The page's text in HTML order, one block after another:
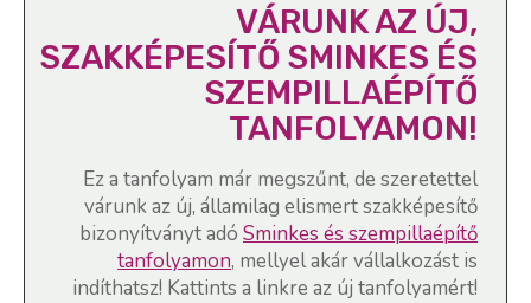
VÁRUNK AZ ÚJ,
SZAKKÉPESÍTŐ SMINKES ÉS
SZEMPILLAÉPÍTŐ
TANFOLYAMON!
Ez a tanfolyam már megszűnt, de szeretettel
várunk az új, államilag elismert szakképesítő
bizonyítványt adó Sminkes és szempillaépítő
tanfolyamon, mellyel akár vállalkozást is
indíthatsz! Kattints a linkre az új tanfolyamért!